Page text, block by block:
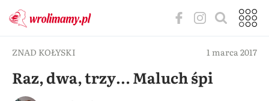
ZNAD KOŁYSKI 1 marca 2017
Raz, dwa, trzy… Maluch śpi